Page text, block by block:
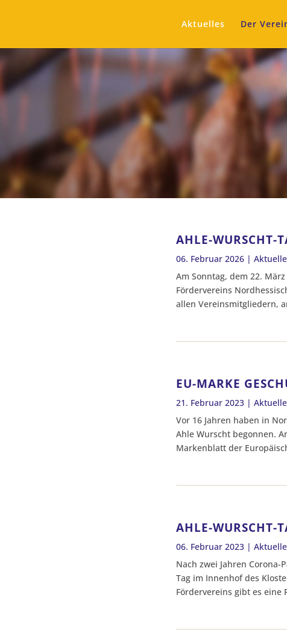
Aktuelles Der
AHLE-WURSCHT-
06. Februar 2026 |
Am Sonntag, dem 22.
Fördervereins
allen Vereinsmitgliedern,
EU-MARKE
21. Februar 2023 |
Vor 16 Jahren haben in
Ahle Wurscht begonnen.
Markenblatt der
AHLE-WURSCHT-
06. Februar 2023 |
Nach zwei Jahren
Tag im Innenhof des
Fördervereins gibt es eine